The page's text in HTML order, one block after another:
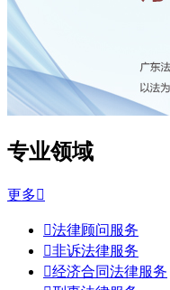
专业领域
更多
法律顾问服务
非诉法律服务
经济合同法律服务